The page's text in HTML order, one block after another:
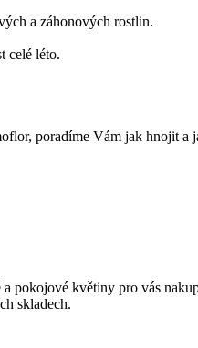
a záhonových rostlin.
celé léto.
poradíme Vám jak hnojit a
pokojové květiny pro vás
skladech.